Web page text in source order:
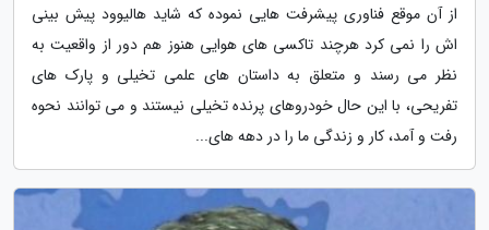
از آن موقع فناوری پیشرفت هایی نموده که شاید هالیوود پیش بینی
اش را نمی کرد هرچند تاکسی های هوایی هنوز هم دور از واقعیت به
نظر می رسند و متعلق به داستان های علمی تخیلی و پارک های
تفریحی، با این حال خودروهای پرنده تخیلی نیستند و می توانند نحوه
رفت و آمد، کار و زندگی ما را در دهه های...